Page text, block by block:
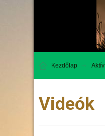
Kezdőlap Aktív
Videók